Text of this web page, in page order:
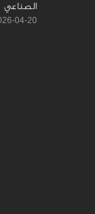
الصناعي
04-20